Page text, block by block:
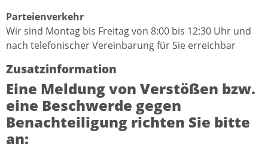
Parteienverkehr
Wir sind Montag bis Freitag von 8:00 bis 12:30 Uhr und
nach telefonischer Vereinbarung für Sie erreichbar
Zusatzinformation
Eine Meldung von Verstößen bzw.
eine Beschwerde gegen
Benachteiligung richten Sie bitte
an: